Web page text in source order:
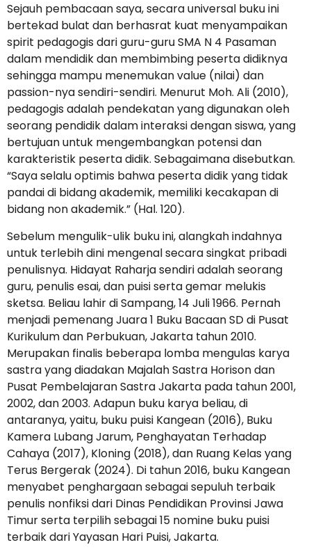
Sejauh pembacaan saya, secara universal buku ini
bertekad bulat dan berhasrat kuat menyampaikan
spirit pedagogis dari guru-guru SMA N 4 Pasaman
dalam mendidik dan membimbing peserta didiknya
sehingga mampu menemukan value (nilai) dan
passion-nya sendiri-sendiri. Menurut Moh. Ali (2010),
pedagogis adalah pendekatan yang digunakan oleh
seorang pendidik dalam interaksi dengan siswa, yang
bertujuan untuk mengembangkan potensi dan
karakteristik peserta didik. Sebagaimana disebutkan.
“Saya selalu optimis bahwa peserta didik yang tidak
pandai di bidang akademik, memiliki kecakapan di
bidang non akademik.” (Hal. 120).
Sebelum mengulik-ulik buku ini, alangkah indahnya
untuk terlebih dini mengenal secara singkat pribadi
penulisnya. Hidayat Raharja sendiri adalah seorang
guru, penulis esai, dan puisi serta gemar melukis
sketsa. Beliau lahir di Sampang, 14 Juli 1966. Pernah
menjadi pemenang Juara 1 Buku Bacaan SD di Pusat
Kurikulum dan Perbukuan, Jakarta tahun 2010.
Merupakan finalis beberapa lomba mengulas karya
sastra yang diadakan Majalah Sastra Horison dan
Pusat Pembelajaran Sastra Jakarta pada tahun 2001,
2002, dan 2003. Adapun buku karya beliau, di
antaranya, yaitu, buku puisi Kangean (2016), Buku
Kamera Lubang Jarum, Penghayatan Terhadap
Cahaya (2017), Kloning (2018), dan Ruang Kelas yang
Terus Bergerak (2024). Di tahun 2016, buku Kangean
menyabet penghargaan sebagai sepuluh terbaik
penulis nonfiksi dari Dinas Pendidikan Provinsi Jawa
Timur serta terpilih sebagai 15 nomine buku puisi
terbaik dari Yayasan Hari Puisi, Jakarta.